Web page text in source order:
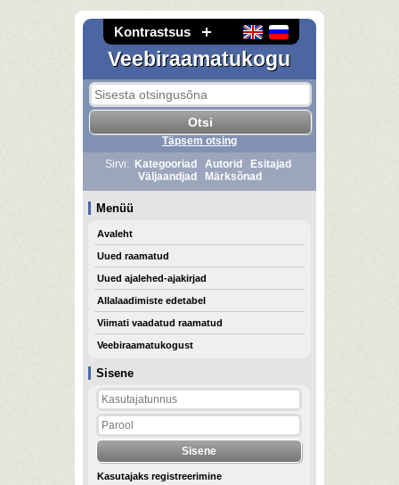
Kontrastsus
Veebiraamatukogu
Sisene
Kasutajaks registreerimine
Täpsem otsing
Sirvi:
Kategooriad Autorid
Esitajad
Väljaandjad
Märksõnad
Menüü
Avaleht
Uued raamatud
Uued ajalehed-ajakirjad
Allalaadimiste edetabel
Viimati vaadatud raamatud
Veebiraamatukogust